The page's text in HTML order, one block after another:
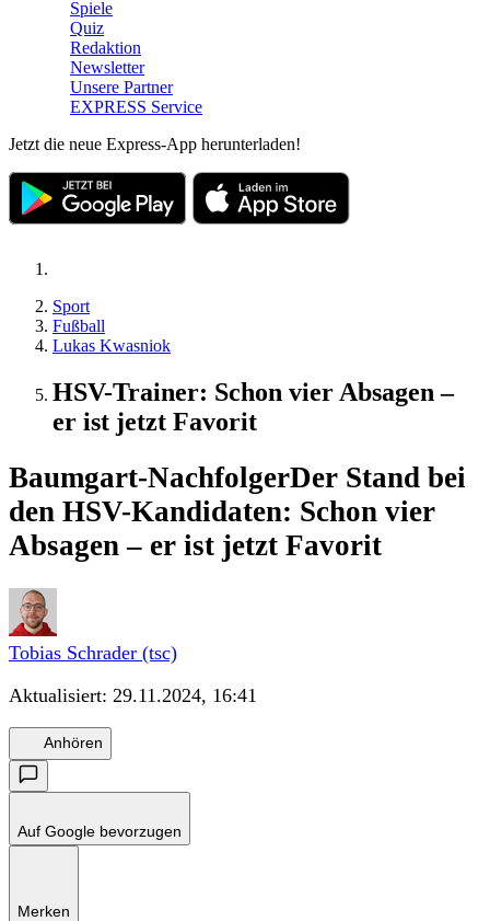
Spiele
Quiz
Redaktion
Newsletter
Unsere Partner
EXPRESS Service
Jetzt die neue Express-App herunterladen!
Sport
Fußball
Lukas Kwasniok
HSV-Trainer: Schon vier Absagen –
er ist jetzt Favorit
Baumgart-NachfolgerDer Stand bei
den HSV-Kandidaten: Schon vier
Absagen – er ist jetzt Favorit
Tobias Schrader (tsc)
Aktualisiert: 29.11.2024, 16:41
Anhören
Auf Google bevorzugen
Merken